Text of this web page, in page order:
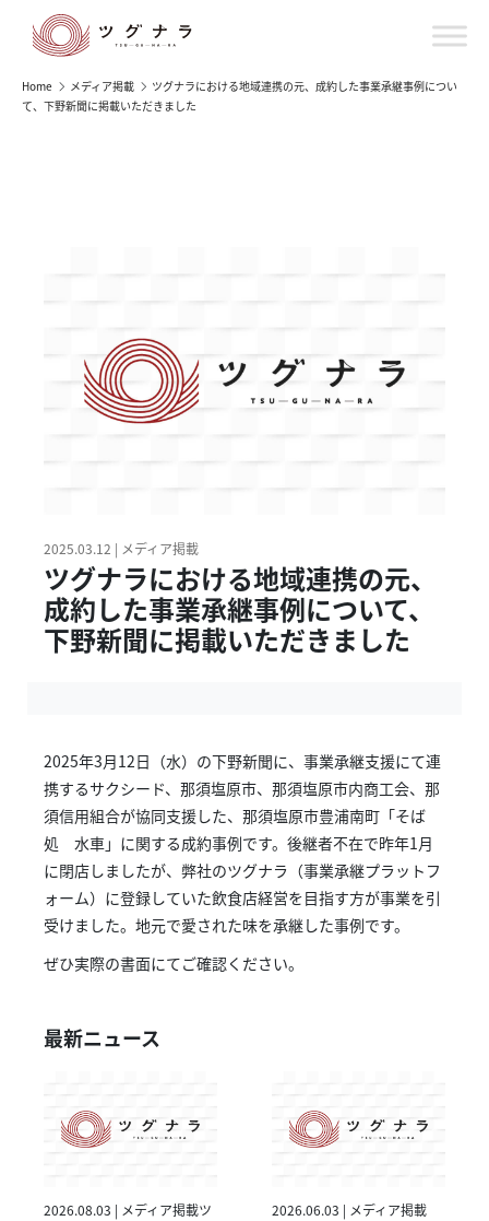
Home メディア掲載
ツグナラにおける地域連携の元、成約した事業承継事例につい
て、下野新聞に掲載いただきました
2025.03.12 | メディア掲載
ツグナラにおける地域連携の元、
成約した事業承継事例について、
下野新聞に掲載いただきました
2025年3月12日（水）の下野新聞に、事業承継支援にて連
携するサクシード、那須塩原市、那須塩原市内商工会、那
須信用組合が協同支援した、那須塩原市豊浦南町「そば
処 水車」に関する成約事例です。後継者不在で昨年1月
に閉店しましたが、弊社のツグナラ（事業承継プラットフ
ォーム）に登録していた飲食店経営を目指す方が事業を引
受けました。地元で愛された味を承継した事例です。
ぜひ実際の書面にてご確認ください。
最新ニュース
2026.08.03 | メディア掲載ツ
2026.06.03 | メディア掲載